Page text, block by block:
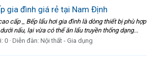
gia đình giá rẻ tại Nam Định
cấp _ Bếp lẩu hơi gia đình là dòng thiết bị phù
nấu, lại vừa có thể ăn lẩu truyền thống dạng...
0 Diễn đàn: Nội thất - Gia dụng